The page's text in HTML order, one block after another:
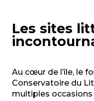
Les sites
Au cœur de l’île, le
Conservatoire du
multiples